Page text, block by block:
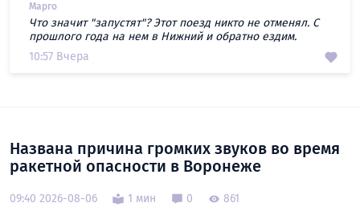
Марго
Что значит "запустят"? Этот поезд никто не отменял. С
прошлого года на нем в Нижний и обратно ездим.
10:57 Вчера
Названа причина громких звуков во время
ракетной опасности в Воронеже
09:40 2026-08-06 1 мин 0 861